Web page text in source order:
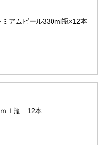
ミアムビール330ml瓶×12本
ｍｌ瓶 12本